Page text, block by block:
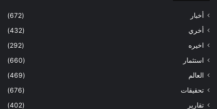
أخبار
(672)
أخري
(432)
اخيره
(292)
استثمار
(660)
العالم
(469)
تحقيقات
(676)
تقارير
(402)